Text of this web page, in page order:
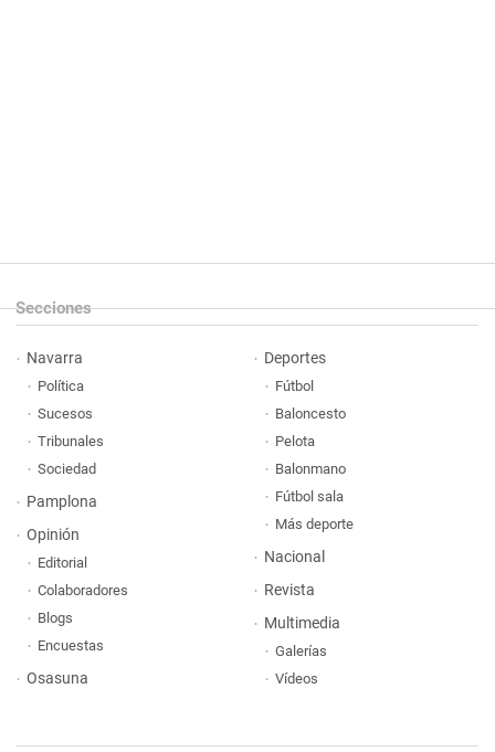
Secciones
Navarra
Política
Sucesos
Tribunales
Sociedad
Pamplona
Opinión
Editorial
Colaboradores
Blogs
Encuestas
Osasuna
Deportes
Fútbol
Baloncesto
Pelota
Balonmano
Fútbol sala
Más deporte
Nacional
Revista
Multimedia
Galerías
Vídeos